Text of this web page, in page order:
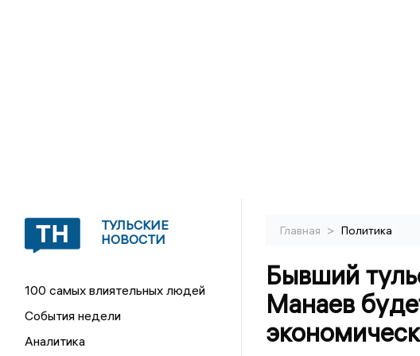
ТУЛЬСКИЕ
НОВОСТИ
100 самых влиятельных людей
События недели
Аналитика
Главная > Политика
Бывший
Манаев